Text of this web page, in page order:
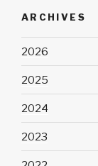
ARCHIVES
2026
2025
2024
2023